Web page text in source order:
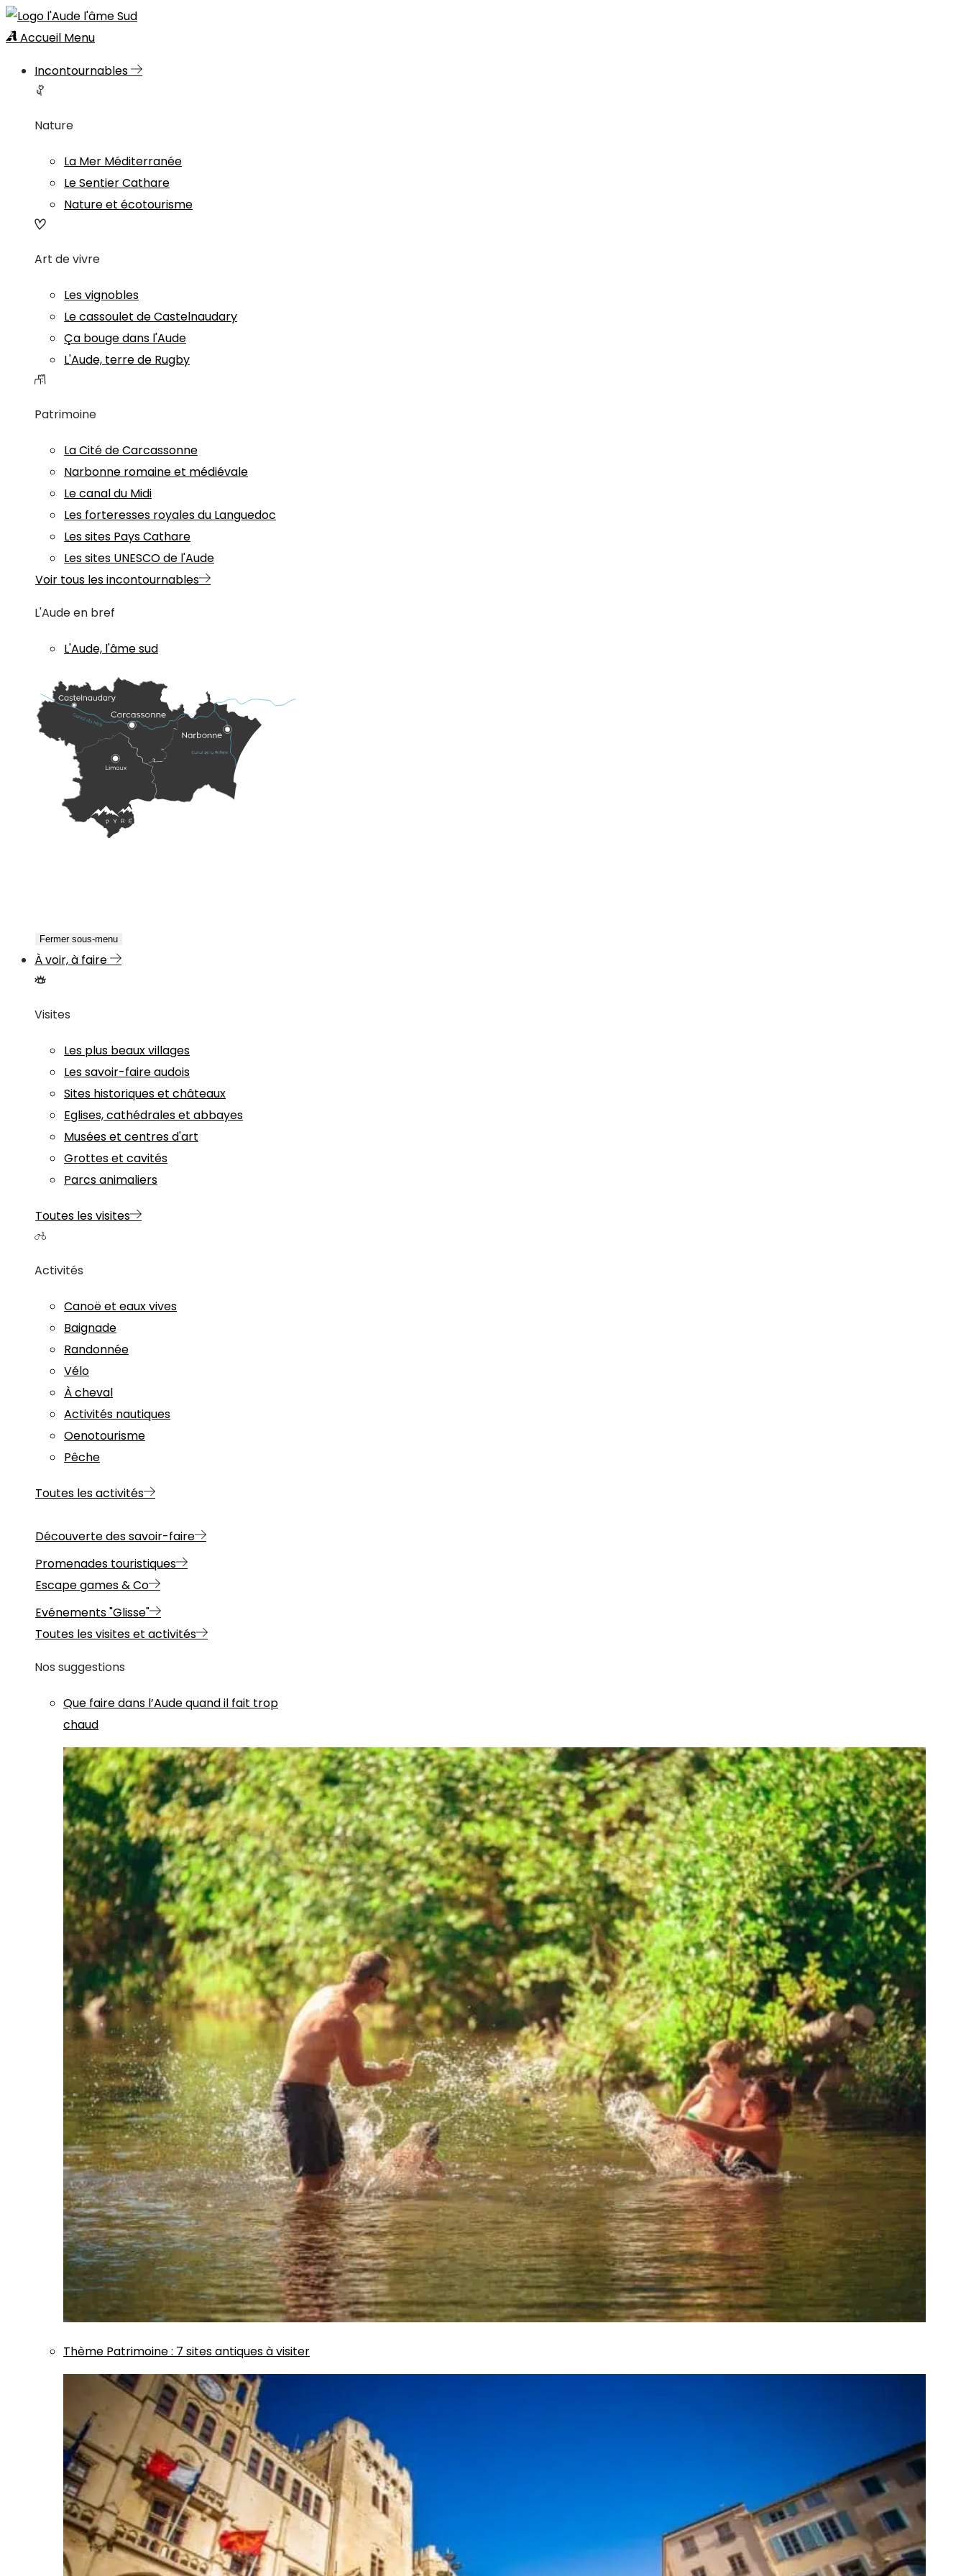
Accueil Menu
Incontournables
Nature
La Mer Méditerranée
Le Sentier Cathare
Nature et écotourisme
Art de vivre
Les vignobles
Le cassoulet de Castelnaudary
Ça bouge dans l'Aude
L'Aude, terre de Rugby
Patrimoine
La Cité de Carcassonne
Narbonne romaine et médiévale
Le canal du Midi
Les forteresses royales du Languedoc
Les sites Pays Cathare
Les sites UNESCO de l'Aude
Voir tous les incontournables
L'Aude en bref
L'Aude, l'âme sud
Fermer sous-menu
À voir, à faire
Visites
Les plus beaux villages
Les savoir-faire audois
Sites historiques et châteaux
Eglises, cathédrales et abbayes
Musées et centres d'art
Grottes et cavités
Parcs animaliers
Toutes les visites
Activités
Canoë et eaux vives
Baignade
Randonnée
Vélo
À cheval
Activités nautiques
Oenotourisme
Pêche
Toutes les activités
Découverte des savoir-faire
Promenades touristiques
Escape games & Co
Evénements "Glisse"
Toutes les visites et activités
Nos suggestions
Que faire dans l’Aude quand il fait trop
chaud
Thème Patrimoine: 7 sites antiques à visiter